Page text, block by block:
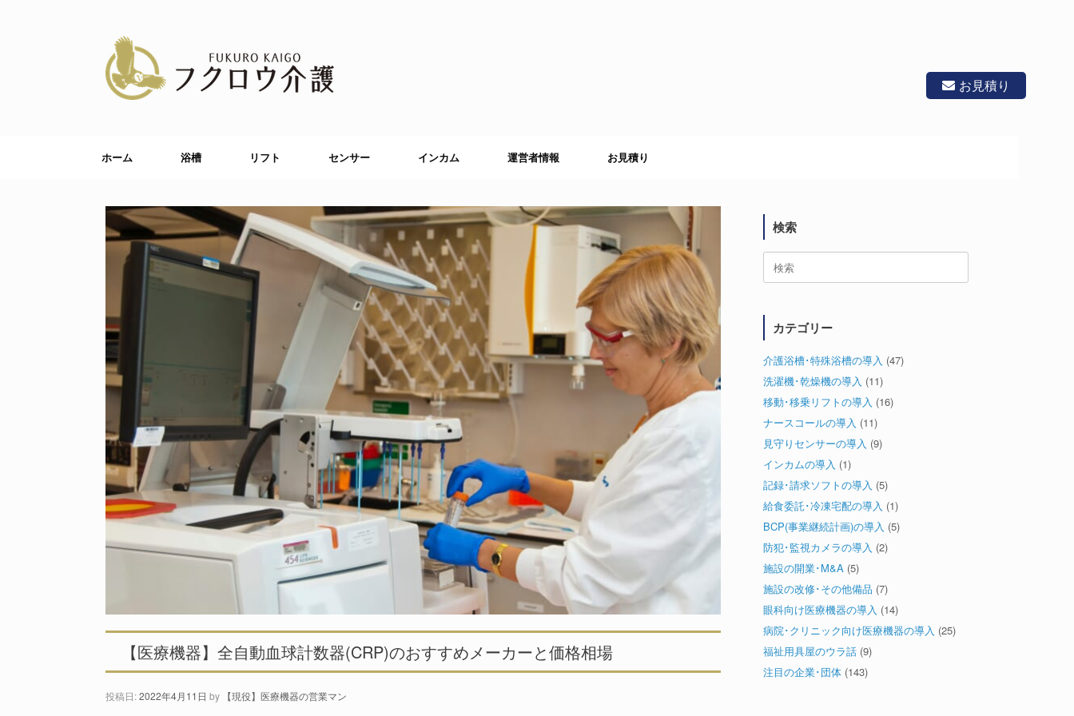
お見積り
ホーム
浴槽 リフト センサー インカム 運営者情報 お見積り
【医療機器】全自動血球計数器(CRP)のおすすめメーカーと価格相場
投稿日:2022年4月11日 by 【現役】医療機器の営業マン
検索
検
カテゴリー
介護浴槽･特殊浴槽の導入 (47)
洗濯機･乾燥機の導入 (11)
移動･移乗リフトの導入 (16)
ナースコールの導入 (11)
見守りセンサーの導入 (9)
インカムの導入 (1)
記録･請求ソフトの導入 (5)
給食委託･冷凍宅配の導入 (1)
BCP(事業継続計画)の導入 (5)
防犯･監視カメラの導入 (2)
施設の開業･M&A (5)
施設の改修･その他備品 (7)
眼科向け医療機器の導入 (14)
病院･クリニック向け医療機器の導入 (25)
福祉用具屋のウラ話 (9)
注目の企業･団体 (143)